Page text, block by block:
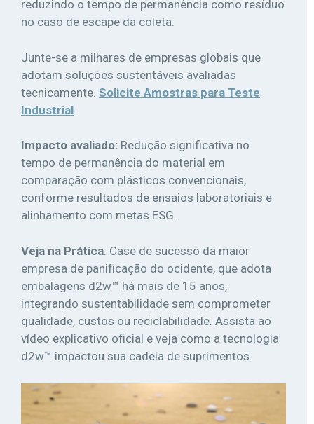
reduzindo o tempo de permanência como resíduo
no caso de escape da coleta.
Junte-se a milhares de empresas globais que
adotam soluções sustentáveis avaliadas
tecnicamente. Solicite Amostras para Teste
Industrial
Impacto avaliado: Redução significativa no
tempo de permanência do material em
comparação com plásticos convencionais,
conforme resultados de ensaios laboratoriais e
alinhamento com metas ESG.
Veja na Prática: Case de sucesso da maior
empresa de panificação do ocidente, que adota
embalagens d2w™ há mais de 15 anos,
integrando sustentabilidade sem comprometer
qualidade, custos ou reciclabilidade. Assista ao
vídeo explicativo oficial e veja como a tecnologia
d2w™ impactou sua cadeia de suprimentos.